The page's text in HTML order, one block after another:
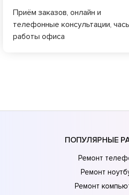
Приём заказов, онлайн и
телефонные консультации,
работы офиса
ПОПУЛЯРНЫЕ
Ремонт
Ремонт
Ремонт